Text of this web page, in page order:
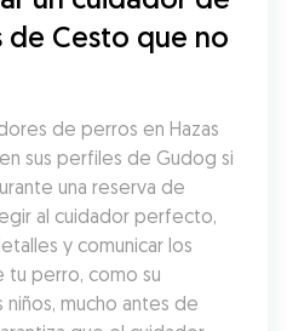
de Cesto que no
de perros en Hazas
sus perfiles de Gudog si
una reserva de
al cuidador perfecto,
y comunicar los
tu perro, como su
mucho antes de